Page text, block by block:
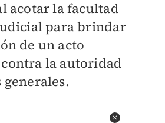
acotar la facultad
para brindar
de un acto
la autoridad
generales.